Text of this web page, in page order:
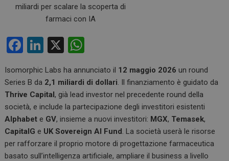
F
ce
b
o
o
k
Li
ke
dI
n
X
at
s
A
p
p
Isomorphic Labs ha annunciato il 12 maggio 2026 un round
Series B da 2,1 miliardi di dollari. Il finanziamento è guidato da
Thrive Capital, già lead investor nel precedente round della
società, e include la partecipazione degli investitori esistenti
Alphabet e GV, insieme a nuovi investitori: MGX, Temasek,
CapitalG e UK Sovereign AI Fund. La società userà le risorse
per rafforzare il proprio motore di progettazione farmaceutica
basato sull’intelligenza artificiale, ampliare il business a livello